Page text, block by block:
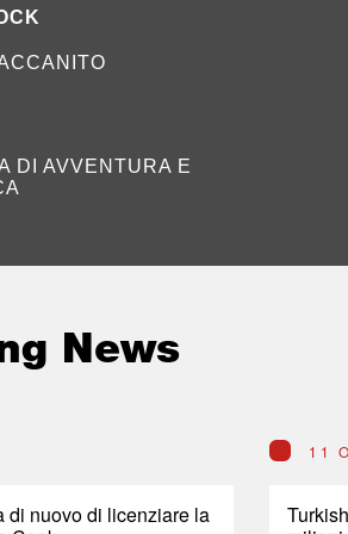
DI AVVENTURA E
News
di nuovo di licenziare la
11